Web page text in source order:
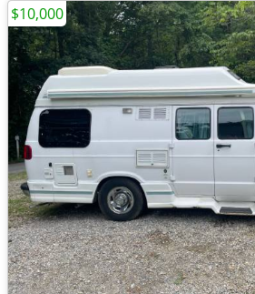
$10,000